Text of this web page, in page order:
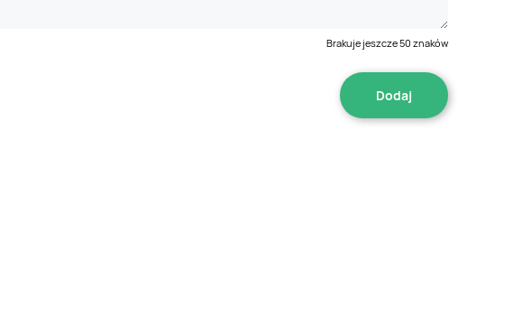
Brakuje jeszcze50 znaków